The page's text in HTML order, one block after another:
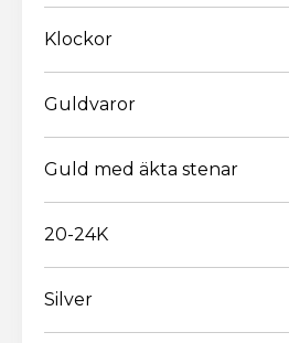
Klockor
Guldvaror
Guld med äkta stenar
20-24K
Silver